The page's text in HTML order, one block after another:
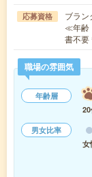
応募資格
ブラン
≪年齢
書不
職場の雰囲気
年齢層
男女比率
女